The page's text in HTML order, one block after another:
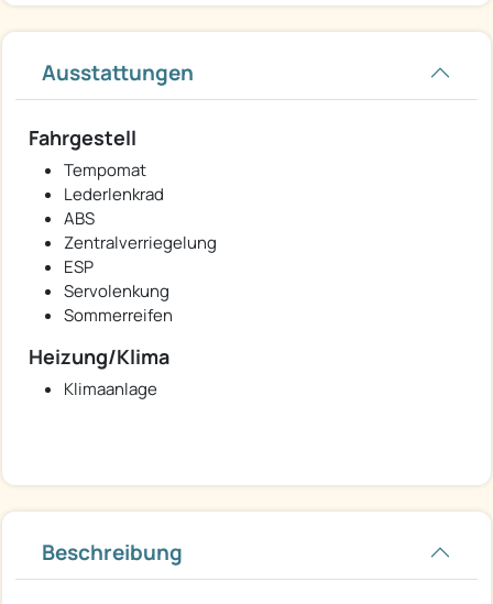
Ausstattungen
Fahrgestell
Tempomat
Lederlenkrad
ABS
Zentralverriegelung
ESP
Servolenkung
Sommerreifen
Heizung/Klima
Klimaanlage
Beschreibung